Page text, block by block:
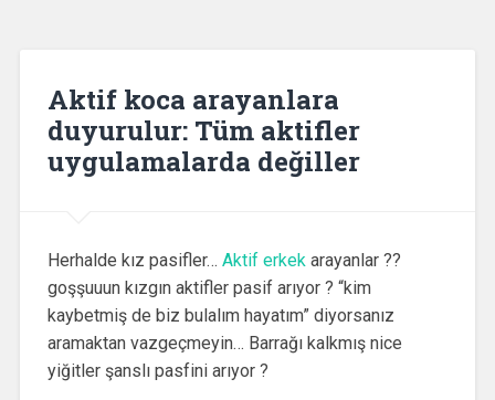
Aktif koca arayanlara
duyurulur: Tüm aktifler
uygulamalarda değiller
Herhalde kız pasifler… Aktif erkek arayanlar ??
goşşuuun kızgın aktifler pasif arıyor ? “kim
kaybetmiş de biz bulalım hayatım” diyorsanız
aramaktan vazgeçmeyin… Barrağı kalkmış nice
yiğitler şanslı pasfini arıyor ?